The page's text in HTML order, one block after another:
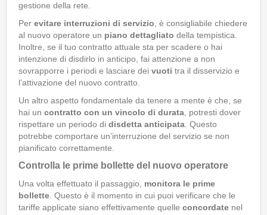
gestione della rete.
Per evitare interruzioni di servizio , è consigliabile chiedere
al nuovo operatore un piano dettagliato della tempistica.
Inoltre, se il tuo contratto attuale sta per scadere o hai
intenzione di disdirlo in anticipo, fai attenzione a non
sovrapporre i periodi e lasciare dei vuoti tra il disservizio e
l’attivazione del nuovo contratto.
Un altro aspetto fondamentale da tenere a mente è che, se
hai un contratto con un vincolo di durata , potresti dover
rispettare un periodo di disdetta anticipata . Questo
potrebbe comportare un’interruzione del servizio se non
pianificato correttamente.
Controlla le prime bollette del nuovo operatore
Una volta effettuato il passaggio, monitora le prime
bollette . Questo è il momento in cui puoi verificare che le
tariffe applicate siano effettivamente quelle concordate nel